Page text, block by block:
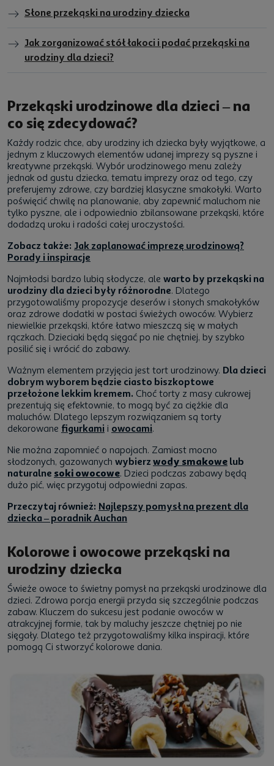
Słone przekąski na urodziny dziecka
Jak zorganizować stół łakoci i podać przekąski na
urodziny dla dzieci?
Przekąski urodzinowe dla dzieci – na
co się zdecydować?
Każdy rodzic chce, aby urodziny ich dziecka były wyjątkowe, a
jednym z kluczowych elementów udanej imprezy są pyszne i
kreatywne przekąski. Wybór urodzinowego menu zależy
jednak od gustu dziecka, tematu imprezy oraz od tego, czy
preferujemy zdrowe, czy bardziej klasyczne smakołyki. Warto
poświęcić chwilę na planowanie, aby zapewnić maluchom nie
tylko pyszne, ale i odpowiednio zbilansowane przekąski, które
dodadzą uroku i radości całej uroczystości.
Zobacz także: Jak zaplanować imprezę urodzinową?
Porady i inspiracje
Najmłodsi bardzo lubią słodycze, ale warto by przekąski na
urodziny dla dzieci były różnorodne. Dlatego
przygotowaliśmy propozycje deserów i słonych smakołyków
oraz zdrowe dodatki w postaci świeżych owoców. Wybierz
niewielkie przekąski, które łatwo mieszczą się w małych
rączkach. Dzieciaki będą sięgać po nie chętniej, by szybko
posilić się i wrócić do zabawy.
Ważnym elementem przyjęcia jest tort urodzinowy. Dla dzieci
dobrym wyborem będzie ciasto biszkoptowe
przełożone lekkim kremem. Choć torty z masy cukrowej
prezentują się efektownie, to mogą być za ciężkie dla
maluchów. Dlatego lepszym rozwiązaniem są torty
dekorowane figurkami i owocami.
Nie można zapomnieć o napojach. Zamiast mocno
słodzonych, gazowanych wybierz wody smakowe lub
naturalne soki owocowe. Dzieci podczas zabawy będą
dużo pić, więc przygotuj odpowiedni zapas.
Przeczytaj również: Najlepszy pomysł na prezent dla
dziecka – poradnik Auchan
Kolorowe i owocowe przekąski na
urodziny dziecka
Świeże owoce to świetny pomysł na przekąski urodzinowe dla
dzieci. Zdrowa porcja energii przyda się szczególnie podczas
zabaw. Kluczem do sukcesu jest podanie owoców w
atrakcyjnej formie, tak by maluchy jeszcze chętniej po nie
sięgały. Dlatego też przygotowaliśmy kilka inspiracji, które
pomogą Ci stworzyć kolorowe dania.